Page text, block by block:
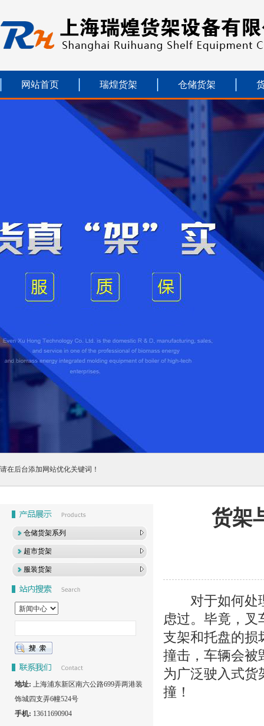
网站首页 瑞煌货架 仓储货架
请在后台添加网站优化关键词！
仓储货架系列
超市货架
服装货架
地址: 上海浦东新区南六公路699弄两港装
饰城四支弄6幢524号
手机: 13611690904
货架
对于如何处理
虑过。毕竟，叉
支架和托盘的损
撞击，车辆会被
为广泛驶入式货
撞！